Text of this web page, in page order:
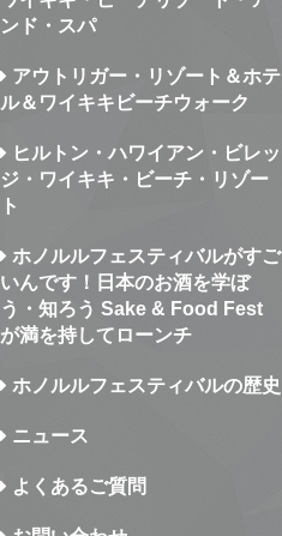
ンド・スパ
アウトリガー・リゾート＆ホテ
ル＆ワイキキビーチウォーク
ヒルトン・ハワイアン・ビレッ
ジ・ワイキキ・ビーチ・リゾー
ト
ホノルルフェスティバルがすご
いんです！日本のお酒を学ぼ
う・知ろう Sake & Food Fest
が満を持してローンチ
ホノルルフェスティバルの歴史
ニュース
よくあるご質問